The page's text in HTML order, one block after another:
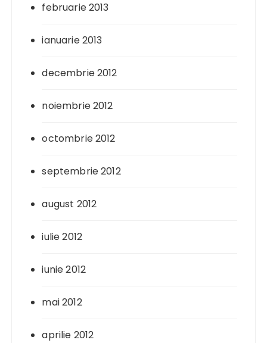
februarie 2013
ianuarie 2013
decembrie 2012
noiembrie 2012
octombrie 2012
septembrie 2012
august 2012
iulie 2012
iunie 2012
mai 2012
aprilie 2012